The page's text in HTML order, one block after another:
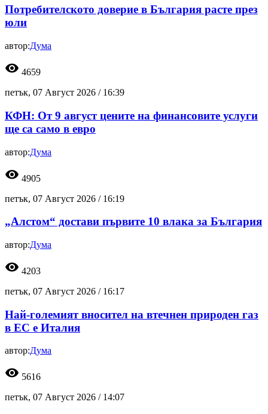
Потребителското доверие в България расте през
юли
автор:Дума
visibility 4659
петък, 07 Август 2026 / 16:39
КФН: От 9 август цените на финансовите услуги
ще са само в евро
автор:Дума
visibility 4905
петък, 07 Август 2026 / 16:19
„Алстом“ достави първите 10 влака за България
автор:Дума
visibility 4203
петък, 07 Август 2026 / 16:17
Най-големият вносител на втечнен природен газ
в ЕС е Италия
автор:Дума
visibility 5616
петък, 07 Август 2026 / 14:07